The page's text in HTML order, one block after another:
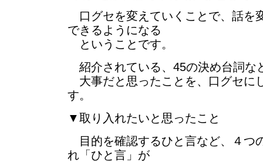
口グセを変えていくことで、話を
できるようになる
ということです。
紹介されている、45の決め台詞な
大事だと思ったことを、口グセに
す。
▼取り入れたいと思ったこと
目的を確認するひと言など、４つ
れ「ひと言」が